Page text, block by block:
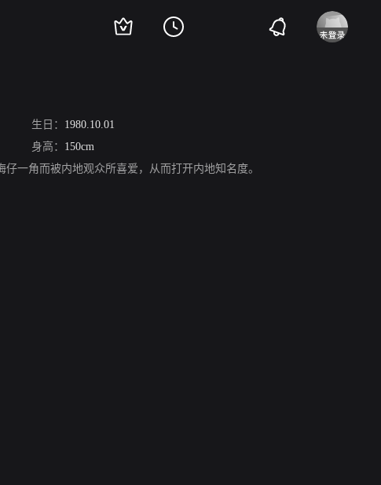
生日： 1980.10.01
身高： 150cm
一角而被内地观众所喜爱，从而打开内地知名度。